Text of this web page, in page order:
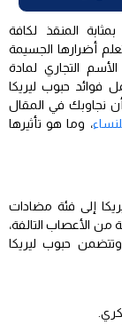
المنقذ لكافة
أضرارها الجسيمة
التجاري لمادة
فوائد حبوب ليريكا
نجاوبك في المقال
، وما هو تأثيرها
إلى فئة مضادات
من الأعصاب التالفة،
حبوب ليريكا